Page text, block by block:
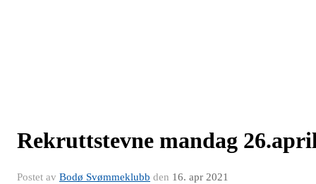
Rekruttstevne mandag
Postet av Bodø Svømmeklubb den 16. apr 2021